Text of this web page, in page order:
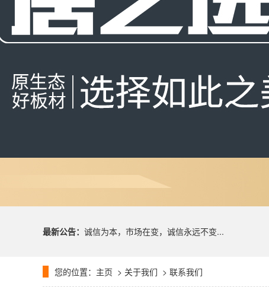
最新公告： 诚信为本，市场在变，诚信永远不变...
您的位置： 主页 > 关于我们 > 联系我们